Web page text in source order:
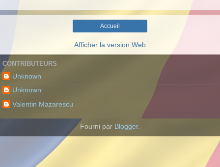
Accueil
Afficher la version Web
CONTRIBUTEURS
Unknown
Unknown
Valentin Mazarescu
Fourni par Blogger.